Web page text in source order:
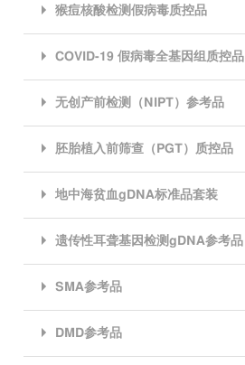
猴痘核酸检测假病毒质控品
COVID-19 假病毒全基因组质控品
无创产前检测（NIPT）参考品
胚胎植入前筛查（PGT）质控品
地中海贫血gDNA标准品套装
遗传性耳聋基因检测gDNA参考品
SMA参考品
DMD参考品